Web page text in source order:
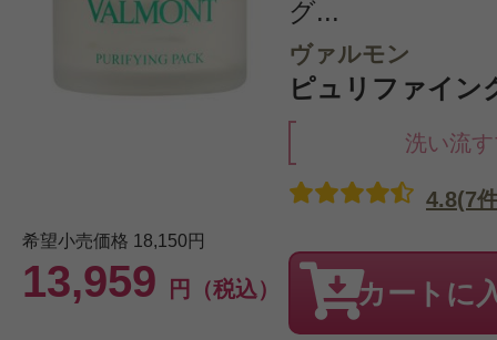
グ...
ヴァルモン
ピュリファイン
洗い流
希望小売価格 18,150円
13,959 円（税込）
4.8(7
カートに